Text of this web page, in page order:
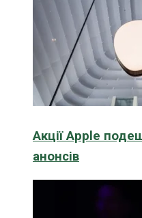
Акції Apple
анонсів